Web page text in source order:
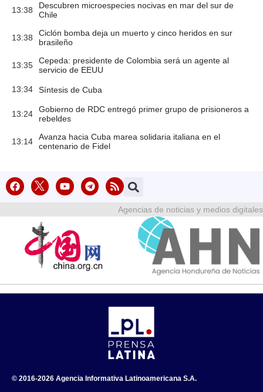
13:38
Descubren microespecies nocivas en mar del sur de
Chile
13:38
Ciclón bomba deja un muerto y cinco heridos en sur
brasileño
13:35
Cepeda: presidente de Colombia será un agente al
servicio de EEUU
13:34 Síntesis de Cuba
13:24
Gobierno de RDC entregó primer grupo de prisioneros a
rebeldes
13:14
Avanza hacia Cuba marea solidaria italiana en el
centenario de Fidel
Agencias de noticias y medios digitales
© 2016-2026 Agencia Informativa Latinoamericana S.A.